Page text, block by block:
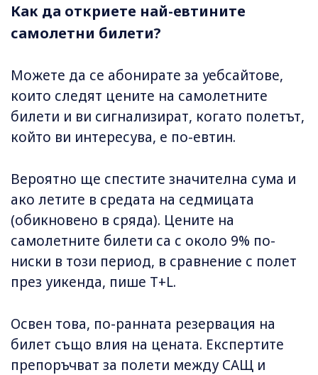
Как да откриете най-евтините
самолетни билети?
Можете да се абонирате за уебсайтове,
които следят цените на самолетните
билети и ви сигнализират, когато полетът,
който ви интересува, е по-евтин.
Вероятно ще спестите значителна сума и
ако летите в средата на седмицата
(обикновено в сряда). Цените на
самолетните билети са с около 9% по-
ниски в този период, в сравнение с полет
през уикенда, пише T+L.
Освен това, по-ранната резервация на
билет също влия на цената. Експертите
препоръчват за полети между САЩ и